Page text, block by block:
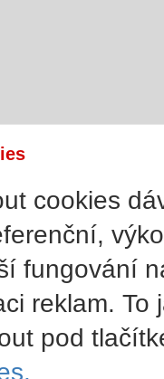
cookies
fungování
reklam. To
pod